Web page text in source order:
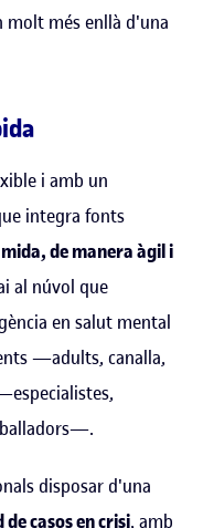
molt més enllà d'una
i amb un
integra fonts
de manera àgil i
al núvol que
en salut mental
—adults, canalla,
disposar d'una
casos en crisi, amb